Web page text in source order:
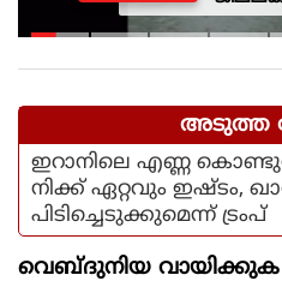
അടുത്ത
ഇറാനിലെ എണ്ണ
നിക്ക് ഏറ്റവും ഇഷ്ടം,
പിടിച്ചെടുക്കുമെന്ന് ട്രംപ്
വെബ്ദുനിയ വായിക്കുക